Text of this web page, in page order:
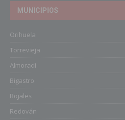
MUNICIPIOS
Orihuela
Torrevieja
Almoradí
Bigastro
Rojales
Redován